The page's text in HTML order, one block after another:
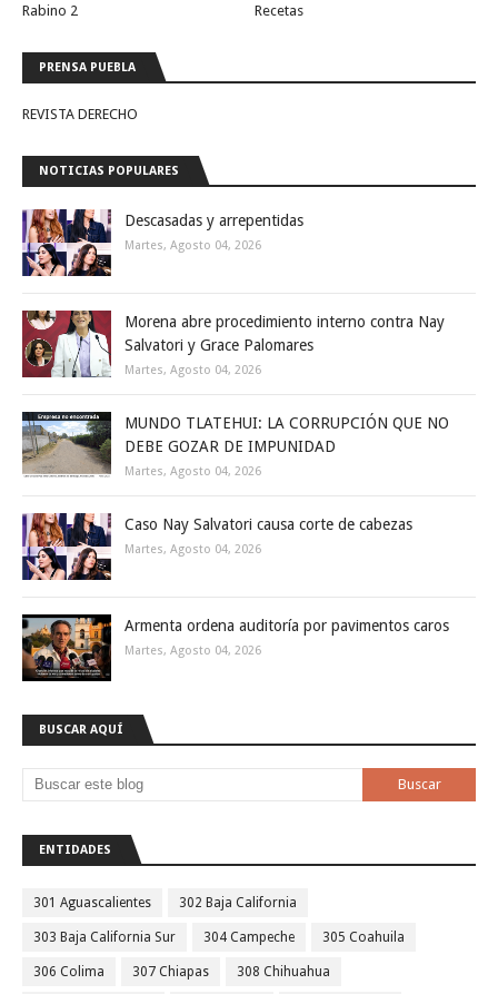
Rabino 2
Recetas
PRENSA PUEBLA
REVISTA DERECHO
NOTICIAS POPULARES
Descasadas y arrepentidas
Martes, Agosto 04, 2026
Morena abre procedimiento interno contra Nay
Salvatori y Grace Palomares
Martes, Agosto 04, 2026
MUNDO TLATEHUI: LA CORRUPCIÓN QUE NO
DEBE GOZAR DE IMPUNIDAD
Martes, Agosto 04, 2026
Caso Nay Salvatori causa corte de cabezas
Martes, Agosto 04, 2026
Armenta ordena auditoría por pavimentos caros
Martes, Agosto 04, 2026
BUSCAR AQUÍ
ENTIDADES
301 Aguascalientes 302 Baja California
303 Baja California Sur 304 Campeche 305 Coahuila
306 Colima 307 Chiapas 308 Chihuahua